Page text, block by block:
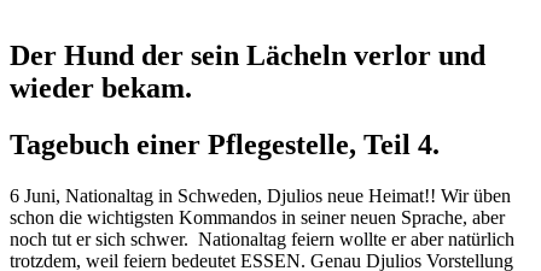
Der Hund der sein Lächeln verlor und
wieder bekam.
Tagebuch einer Pflegestelle, Teil 4.
6 Juni, Nationaltag in Schweden, Djulios neue Heimat!! Wir üben
schon die wichtigsten Kommandos in seiner neuen Sprache, aber
noch tut er sich schwer. Nationaltag feiern wollte er aber natürlich
trotzdem, weil feiern bedeutet ESSEN. Genau Djulios Vorstellung